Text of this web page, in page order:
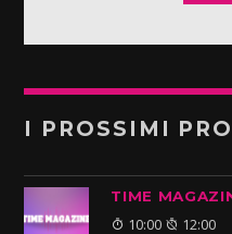
I PROSSIMI
TIME
10:00 12:00